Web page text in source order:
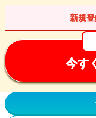
新規
今す